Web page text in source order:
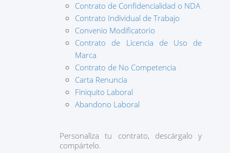
Contrato de Confidencialidad o NDA
Contrato Individual de Trabajo
Convenio Modificatorio
Contrato de Licencia de Uso de
Marca
Contrato de No Competencia
Carta Renuncia
Finiquito Laboral
Abandono Laboral
Personaliza tu contrato, descárgalo y
compártelo.